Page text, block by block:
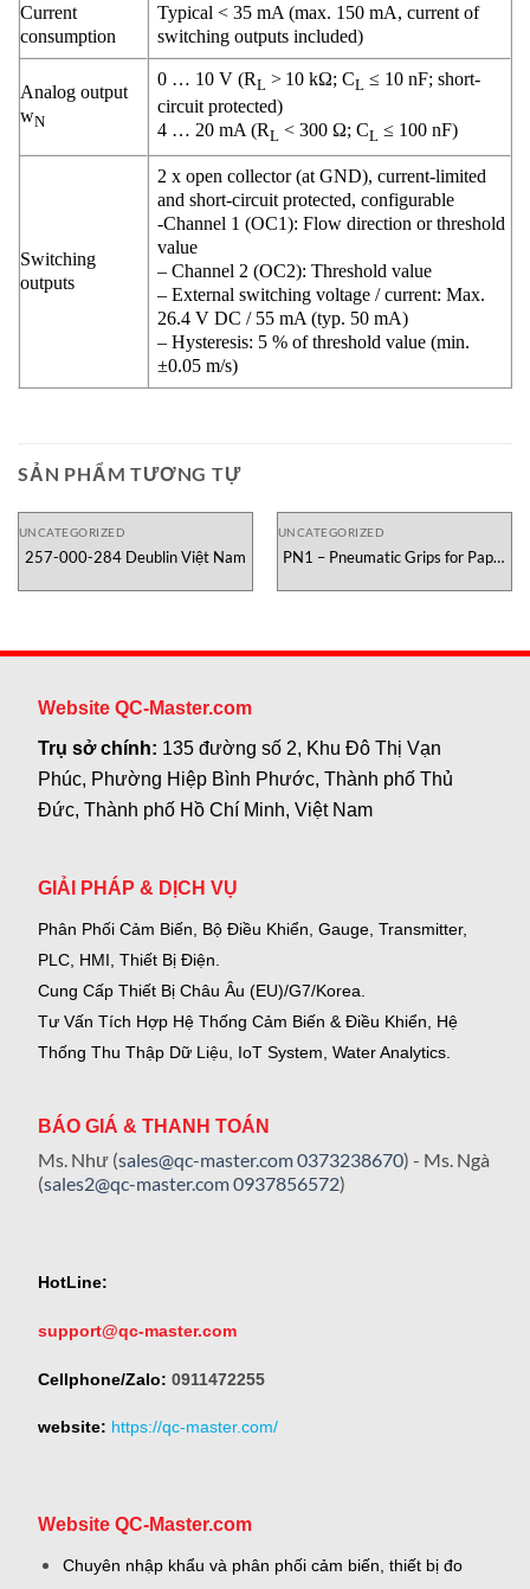
Current
consumption
Typical < 35 mA (max. 150 mA, current of
switching outputs included)
Analog output
wN
0 … 10 V (RL > 10 kΩ; CL ≤ 10 nF; short-
circuit protected)
4 … 20 mA (RL < 300 Ω; CL ≤ 100 nF)
Switching
outputs
2 x open collector (at GND), current-limited
and short-circuit protected, configurable
-Channel 1 (OC1): Flow direction or threshold
value
– Channel 2 (OC2): Threshold value
– External switching voltage / current: Max.
26.4 V DC / 55 mA (typ. 50 mA)
– Hysteresis: 5 % of threshold value (min.
±0.05 m/s)
SẢN PHẨM TƯƠNG TỰ
UNCATEGORIZED
257-000-284 Deublin Việt Nam
UNCATEGORIZED
PN1 – Pneumatic Grips for Paper
Website QC-Master.com
Trụ sở chính: 135 đường số 2, Khu Đô Thị Vạn
Phúc, Phường Hiệp Bình Phước, Thành phố Thủ
Đức, Thành phố Hồ Chí Minh, Việt Nam
GIẢI PHÁP & DỊCH VỤ
Phân Phối Cảm Biến, Bộ Điều Khiển, Gauge, Transmitter,
PLC, HMI, Thiết Bị Điện.
Cung Cấp Thiết Bị Châu Âu (EU)/G7/Korea.
Tư Vấn Tích Hợp Hệ Thống Cảm Biến & Điều Khiển, Hệ
Thống Thu Thập Dữ Liệu, IoT System, Water Analytics.
BÁO GIÁ & THANH TOÁN
Ms. Như (sales@qc-master.com0373238670) - Ms. Ngà
(sales2@qc-master.com0937856572)
HotLine:
support@qc-master.com
Cellphone/Zalo: 0911472255
website: https://qc-master.com/
Website QC-Master.com
Chuyên nhập khẩu và phân phối cảm biến, thiết bị đo